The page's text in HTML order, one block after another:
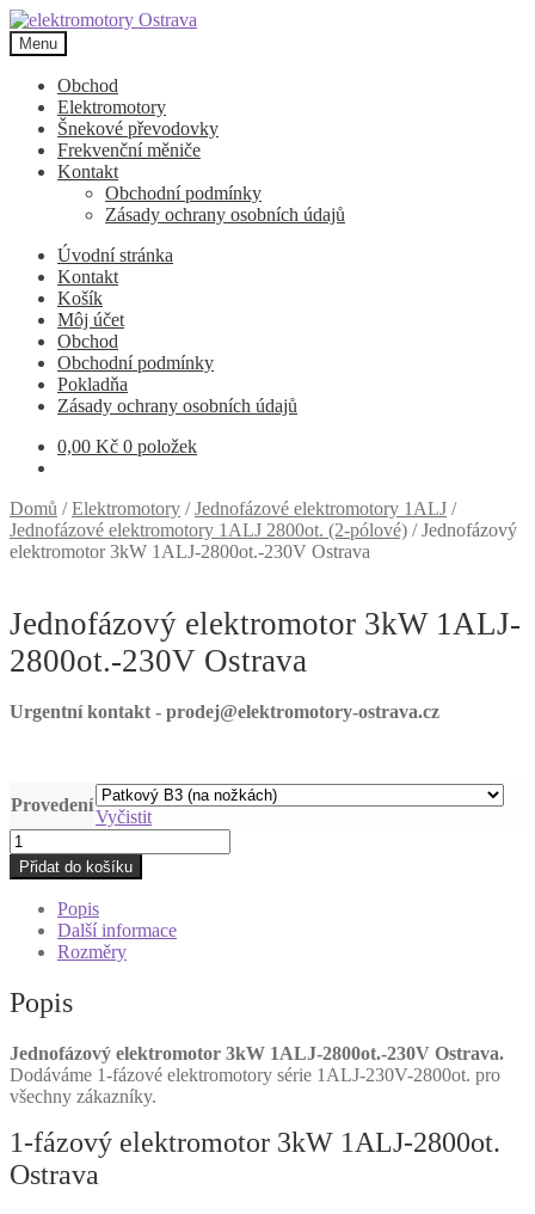
Přeskočit
na
navigaci
Přejít
k
obsahu
webu
Menu
Obchod
Elektromotory
Šnekové převodovky
Frekvenční měniče
Kontakt
Obchodní podmínky
Zásady ochrany osobních údajů
Úvodní stránka
Kontakt
Košík
Môj účet
Obchod
Obchodní podmínky
Pokladňa
Zásady ochrany osobních údajů
0,00 Kč 0 položek
Domů /Elektromotory /Jednofázové elektromotory 1ALJ /
Jednofázové elektromotory 1ALJ 2800ot. (2-pólové) /Jednofázový
elektromotor 3kW 1ALJ-2800ot.-230V Ostrava
Jednofázový elektromotor 3kW 1ALJ-
2800ot.-230V Ostrava
Urgentní kontakt - prodej@elektromotory-ostrava.cz
Provedení
Vyčistit
Jednofázový
elektromotor
3kW
1ALJ-
2800ot.-230V
Ostrava
množství
Přidat do košíku
Popis
Další informace
Rozměry
Popis
Jednofázový elektromotor 3kW 1ALJ-2800ot.-230V Ostrava.
Dodáváme 1-fázové elektromotory série 1ALJ-230V-2800ot. pro
všechny zákazníky.
1-fázový elektromotor 3kW 1ALJ-2800ot.
Ostrava